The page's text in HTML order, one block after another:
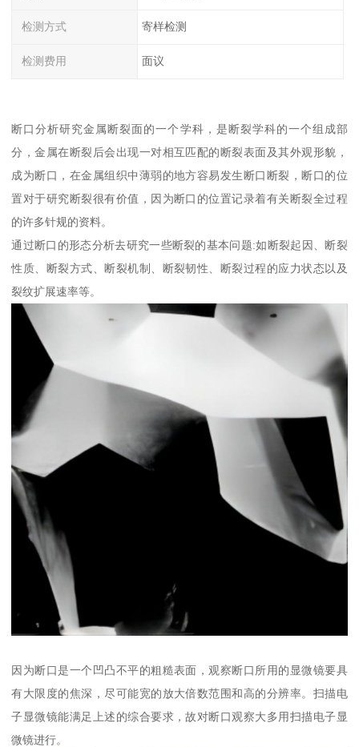
检测方式 寄样检测
检测费用 面议
断口分析研究金属断裂面的一个学科，是断裂学科的一个组成部
分，金属在断裂后会出现一对相互匹配的断裂表面及其外观形貌，
成为断口，在金属组织中薄弱的地方容易发生断口断裂，断口的位
置对于研究断裂很有价值，因为断口的位置记录着有关断裂全过程
的许多针规的资料。
通过断口的形态分析去研究一些断裂的基本问题:如断裂起因、断裂
性质、断裂方式、断裂机制、断裂韧性、断裂过程的应力状态以及
裂纹扩展速率等。
因为断口是一个凹凸不平的粗糙表面，观察断口所用的显微镜要具
有大限度的焦深，尽可能宽的放大倍数范围和高的分辨率。扫描电
子显微镜能满足上述的综合要求，故对断口观察大多用扫描电子显
微镜进行。